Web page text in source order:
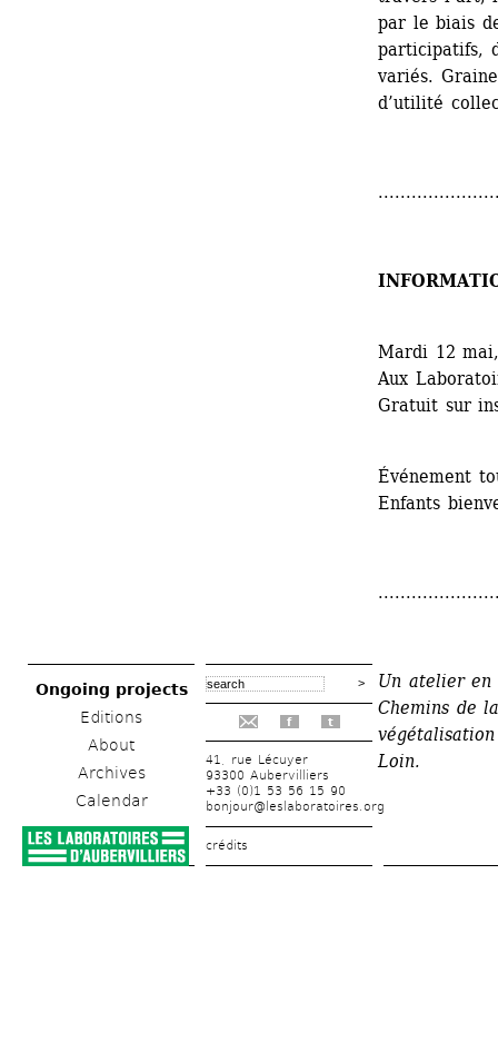
Ongoing projects
Editions
About
Archives
Calendar
f t
41, rue Lécuyer
93300 Aubervilliers
+33 (0)1 53 56 15 90
bonjour@leslaboratoires.org
crédits
par le biais
participatifs,
variés.
d’utilité
Mardi 12
Aux
Gratuit sur
Événement
Enfants
Un atelier en
Chemins de
Loin.